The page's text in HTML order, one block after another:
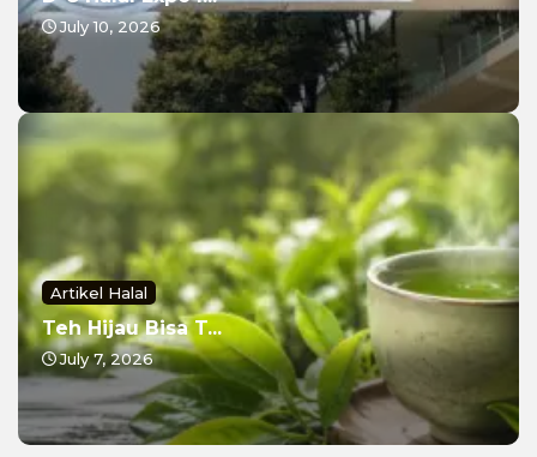
July 10, 2026
Artikel Halal
Teh Hijau Bisa T...
July 7, 2026